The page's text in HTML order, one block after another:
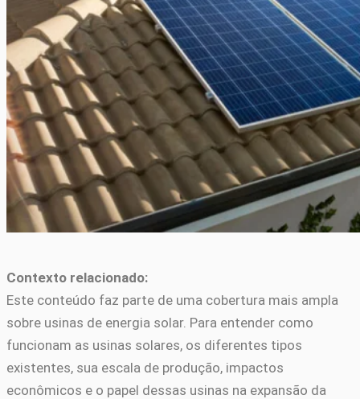
Contexto relacionado:
Este conteúdo faz parte de uma cobertura mais ampla
sobre usinas de energia solar. Para entender como
funcionam as usinas solares, os diferentes tipos
existentes, sua escala de produção, impactos
econômicos e o papel dessas usinas na expansão da